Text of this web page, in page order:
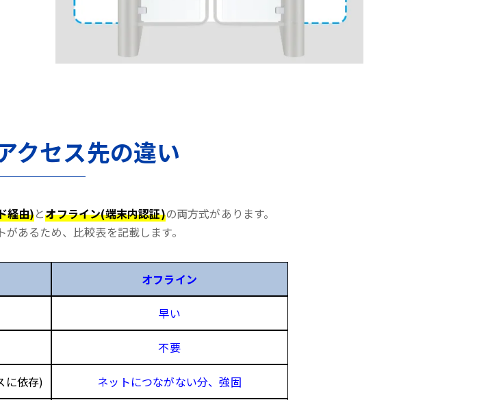
クセス先の違い
経由)とオフライン(端末内認証)の両方式があります。
あるため、比較表を記載します。
オフライン
早い
不要
に依存) ネットにつながない分、強固